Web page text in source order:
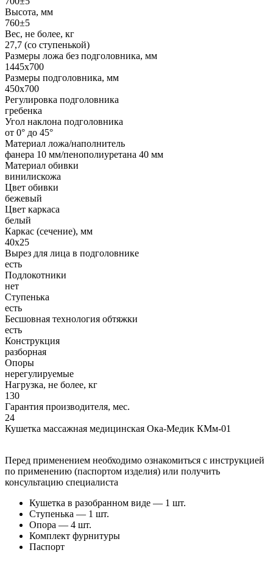
Высота, мм
760±5
Вес, не более, кг
27,7 (со ступенькой)
Размеры ложа без подголовника, мм
1445х700
Размеры подголовника, мм
450х700
Регулировка подголовника
гребенка
Угол наклона подголовника
от 0° до 45°
Материал ложа/наполнитель
фанера 10 мм/пенополиуретана 40 мм
Материал обивки
винилискожа
Цвет обивки
бежевый
Цвет каркаса
белый
Каркас (сечение), мм
40х25
Вырез для лица в подголовнике
есть
Подлокотники
нет
Ступенька
есть
Бесшовная технология обтяжки
есть
Конструкция
разборная
Опоры
нерегулируемые
Нагрузка, не более, кг
130
Гарантия производителя, мес.
24
Кушетка массажная медицинская Ока-Медик КМм-01
Перед применением необходимо ознакомиться с инструкцией
по применению (паспортом изделия) или получить
консультацию специалиста
Кушетка в разобранном виде — 1 шт.
Ступенька — 1 шт.
Опора — 4 шт.
Комплект фурнитуры
Паспорт